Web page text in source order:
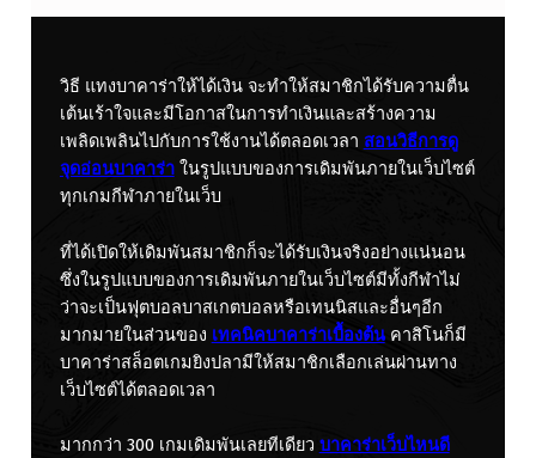
วิธี แทงบาคาร่าให้ได้เงิน จะทำให้สมาชิกได้รับความตื่น
เต้นเร้าใจและมีโอกาสในการทำเงินและสร้างความ
เพลิดเพลินไปกับการใช้งานได้ตลอดเวลา สอนวิธีการดู
จุดอ่อนบาคาร่าในรูปแบบของการเดิมพันภายในเว็บไซต์
ทุกเกมกีฬาภายในเว็บ
ที่ได้เปิดให้เดิมพันสมาชิกก็จะได้รับเงินจริงอย่างแน่นอน
ซึ่งในรูปแบบของการเดิมพันภายในเว็บไซต์มีทั้งกีฬาไม่
ว่าจะเป็นฟุตบอลบาสเกตบอลหรือเทนนิสและอื่นๆอีก
มากมายในส่วนของ เทคนิคบาคาร่าเบื้องต้นคาสิโนก็มี
บาคาร่าสล็อตเกมยิงปลามีให้สมาชิกเลือกเล่นผ่านทาง
เว็บไซต์ได้ตลอดเวลา
มากกว่า 300 เกมเดิมพันเลยทีเดียว บาคาร่าเว็บไหนดี